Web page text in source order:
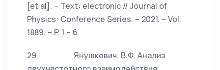
[et al]. – Text: electronic // Journal of
Physics: Conference Series. – 2021. – Vol.
1889. – P. 1 – 6.
29. Янушкевич, В.Ф. Анализ